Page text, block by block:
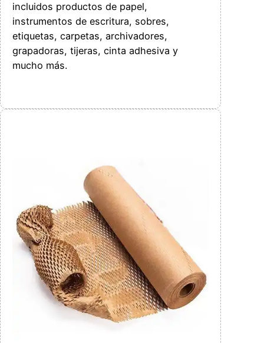
incluidos productos de papel,
instrumentos de escritura, sobres,
etiquetas, carpetas, archivadores,
grapadoras, tijeras, cinta adhesiva y
mucho más.